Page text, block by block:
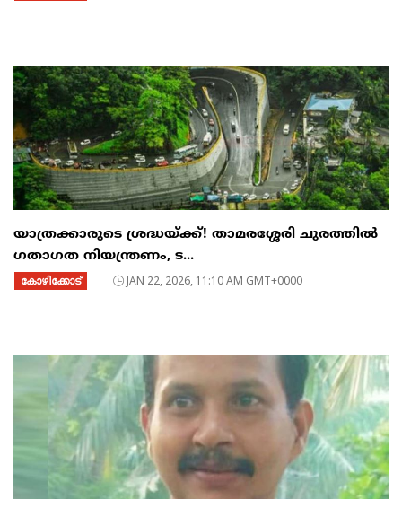
യാത്രക്കാരുടെ ശ്രദ്ധയ്ക്ക്! താമരശ്ശേരി ചുരത്തിൽ
ഗതാഗത നിയന്ത്രണം, ട...
കോഴിക്കോട് JAN 22, 2026, 11:10 AM GMT+0000